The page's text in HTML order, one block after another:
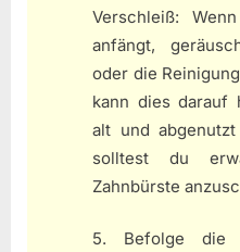
Verschleiß:
anfängt,
oder die
kann dies darauf
alt und
solltest du
Zahnbürste
5. Befolge die